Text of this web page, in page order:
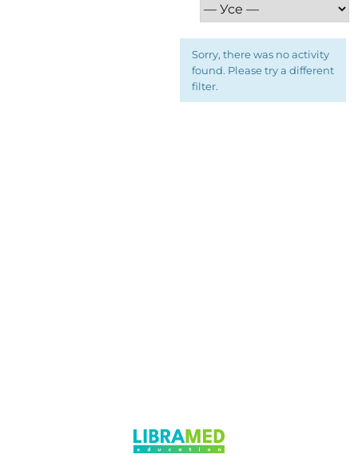
Sorry, there was no activity
found. Please try a different
filter.